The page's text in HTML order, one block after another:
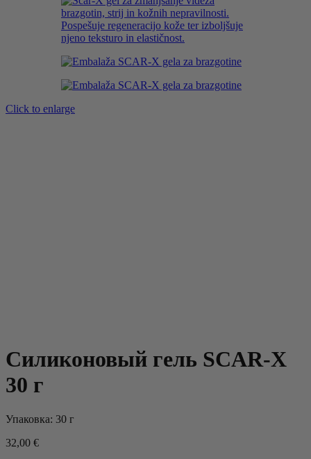
Click to enlarge
Силиконовый гель SCAR-X
30 г
Упаковка: 30 г
32,00 €